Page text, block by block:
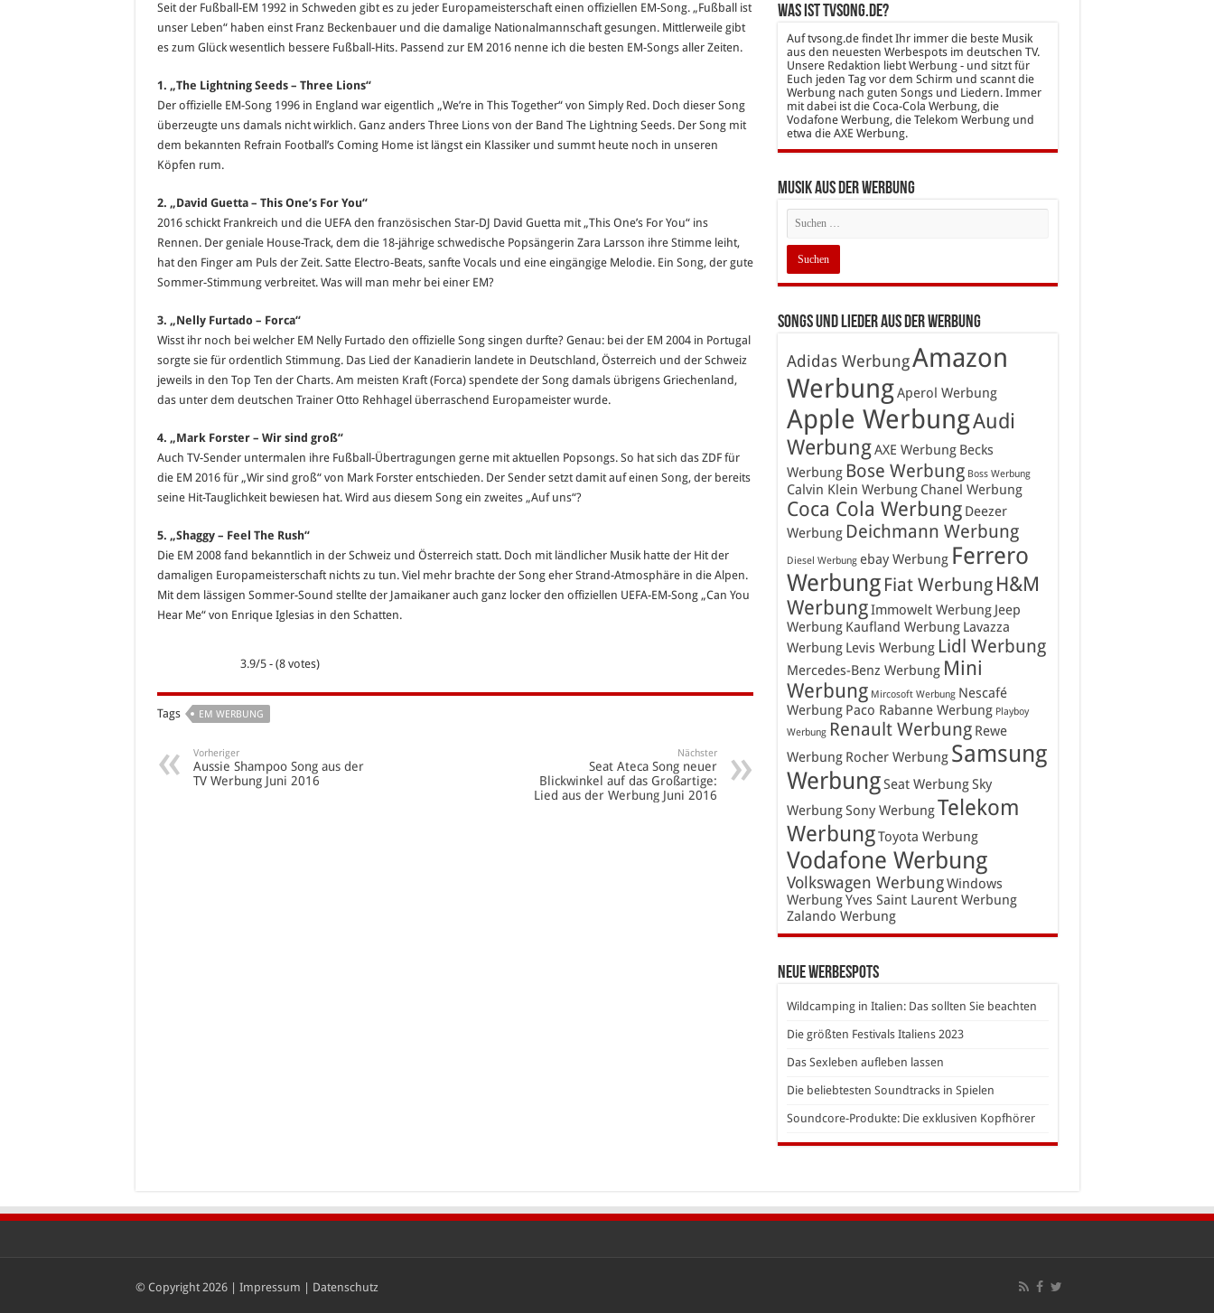
Seit der Fußball-EM 1992 in Schweden gibt es zu jeder Europameisterschaft einen offiziellen EM-Song. „Fußball ist
unser Leben“ haben einst Franz Beckenbauer und die damalige Nationalmannschaft gesungen. Mittlerweile gibt
es zum Glück wesentlich bessere Fußball-Hits. Passend zur EM 2016 nenne ich die besten EM-Songs aller Zeiten.
1. „The Lightning Seeds – Three Lions“
Der offizielle EM-Song 1996 in England war eigentlich „We’re in This Together“ von Simply Red. Doch dieser Song
überzeugte uns damals nicht wirklich. Ganz anders Three Lions von der Band The Lightning Seeds. Der Song mit
dem bekannten Refrain Football’s Coming Home ist längst ein Klassiker und summt heute noch in unseren
Köpfen rum.
2. „David Guetta – This One’s For You“
2016 schickt Frankreich und die UEFA den französischen Star-DJ David Guetta mit „This One’s For You“ ins
Rennen. Der geniale House-Track, dem die 18-jährige schwedische Popsängerin Zara Larsson ihre Stimme leiht,
hat den Finger am Puls der Zeit. Satte Electro-Beats, sanfte Vocals und eine eingängige Melodie. Ein Song, der gute
Sommer-Stimmung verbreitet. Was will man mehr bei einer EM?
3. „Nelly Furtado – Forca“
Wisst ihr noch bei welcher EM Nelly Furtado den offizielle Song singen durfte? Genau: bei der EM 2004 in Portugal
sorgte sie für ordentlich Stimmung. Das Lied der Kanadierin landete in Deutschland, Österreich und der Schweiz
jeweils in den Top Ten der Charts. Am meisten Kraft (Forca) spendete der Song damals übrigens Griechenland,
das unter dem deutschen Trainer Otto Rehhagel überraschend Europameister wurde.
4. „Mark Forster – Wir sind groß“
Auch TV-Sender untermalen ihre Fußball-Übertragungen gerne mit aktuellen Popsongs. So hat sich das ZDF für
die EM 2016 für „Wir sind groß“ von Mark Forster entschieden. Der Sender setzt damit auf einen Song, der bereits
seine Hit-Tauglichkeit bewiesen hat. Wird aus diesem Song ein zweites „Auf uns“?
5. „Shaggy – Feel The Rush“
Die EM 2008 fand bekanntlich in der Schweiz und Österreich statt. Doch mit ländlicher Musik hatte der Hit der
damaligen Europameisterschaft nichts zu tun. Viel mehr brachte der Song eher Strand-Atmosphäre in die Alpen.
Mit dem lässigen Sommer-Sound stellte der Jamaikaner auch ganz locker den offiziellen UEFA-EM-Song „Can You
Hear Me“ von Enrique Iglesias in den Schatten.
3.9/5 - (8 votes)
Tags EM WERBUNG
Vorheriger
Aussie Shampoo Song aus der
TV Werbung Juni 2016
Nächster
Seat Ateca Song neuer
Blickwinkel auf das Großartige:
Lied aus der Werbung Juni 2016
Was ist tvsong.de?
Auf tvsong.de findet Ihr immer die beste Musik
aus den neuesten Werbespots im deutschen TV.
Unsere Redaktion liebt Werbung - und sitzt für
Euch jeden Tag vor dem Schirm und scannt die
Werbung nach guten Songs und Liedern. Immer
mit dabei ist die Coca-Cola Werbung, die
Vodafone Werbung, die Telekom Werbung und
etwa die AXE Werbung.
Musik aus der Werbung
Songs und Lieder aus der Werbung
Adidas WerbungAmazon
WerbungAperol Werbung
Apple WerbungAudi
WerbungAXE Werbung Becks
Werbung Bose Werbung Boss Werbung
Calvin Klein Werbung Chanel Werbung
Coca Cola Werbung Deezer
Werbung Deichmann Werbung
Diesel Werbung ebay Werbung Ferrero
Werbung Fiat Werbung H&M
WerbungImmowelt Werbung Jeep
Werbung Kaufland Werbung Lavazza
Werbung Levis Werbung Lidl Werbung
Mercedes-Benz Werbung Mini
Werbung Mircosoft Werbung Nescafé
Werbung Paco Rabanne Werbung Playboy
Werbung Renault Werbung Rewe
Werbung Rocher Werbung Samsung
WerbungSeat WerbungSky
WerbungSony WerbungTelekom
WerbungToyota Werbung
Vodafone Werbung
Volkswagen WerbungWindows
WerbungYves Saint Laurent Werbung
Zalando Werbung
Neue Werbespots
Wildcamping in Italien: Das sollten Sie beachten
Die größten Festivals Italiens 2023
Das Sexleben aufleben lassen
Die beliebtesten Soundtracks in Spielen
Soundcore-Produkte: Die exklusiven Kopfhörer
© Copyright 2026 | Impressum Datenschutz